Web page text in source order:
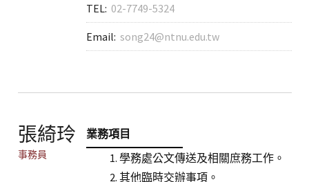
TEL: 02-7749-5324
Email: song24@ntnu.edu.tw
張綺玲
事務員
業務項目
學務處公文傳送及相關庶務工作。
其他臨時交辦事項。